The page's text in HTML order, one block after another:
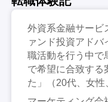
外資系金融サービ
ァンド投資アド
職活動を行う中で
で希望に合致する
た」（20代、女性